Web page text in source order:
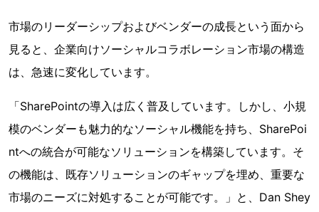
市場のリーダーシップおよびベンダーの成長という面から
見ると、企業向けソーシャルコラボレーション市場の構造
は、急速に変化しています。
「SharePointの導入は広く普及しています。しかし、小規
模のベンダーも魅力的なソーシャル機能を持ち、SharePoi
ntへの統合が可能なソリューションを構築しています。そ
の機能は、既存ソリューションのギャップを埋め、重要な
市場のニーズに対処することが可能です。」と、Dan Shey